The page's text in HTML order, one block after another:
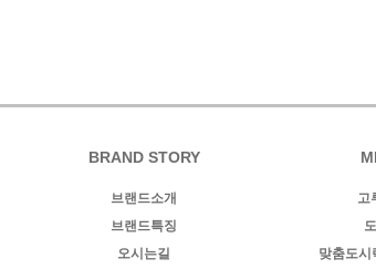
BRAND STORY
브랜드소개
브랜드특징
오시는길
고
맞춤도시